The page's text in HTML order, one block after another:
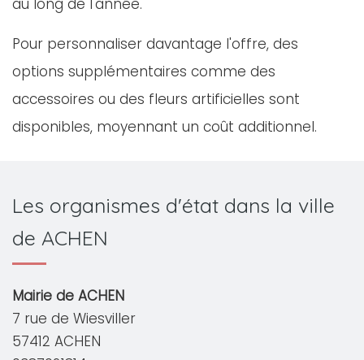
au long de l'année.
Pour personnaliser davantage l'offre, des
options supplémentaires comme des
accessoires ou des fleurs artificielles sont
disponibles, moyennant un coût additionnel.
Les organismes d'état dans la ville
de ACHEN
Mairie de ACHEN
7 rue de Wiesviller
57412 ACHEN